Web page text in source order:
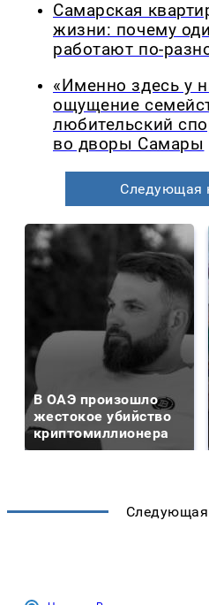
Самарская
жизни: почему
работают по-
«Именно здесь у
ощущение
любительский
во дворы Самары
Следующая
В ОАЭ произошло
жестокое убийство
криптомиллионера
Следующая